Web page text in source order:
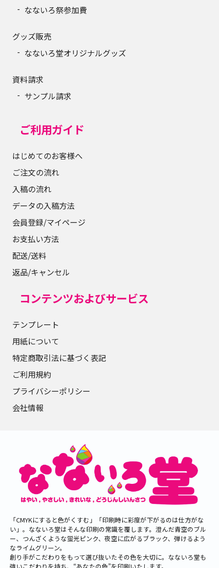
なないろ祭参加費
グッズ販売
なないろ堂オリジナルグッズ
資料請求
サンプル請求
ご利用ガイド
はじめてのお客様へ
ご注文の流れ
入稿の流れ
データの入稿方法
会員登録/マイページ
お支払い方法
配送/送料
返品/キャンセル
コンテンツおよびサービス
テンプレート
用紙について
特定商取引法に基づく表記
ご利用規約
プライバシーポリシー
会社情報
「CMYKにすると色がくすむ」「印刷時に彩度が下がるのは仕方がな
い」。なないろ堂はそんな印刷の常識を覆します。澄んだ青空のブル
ー、つんざくような蛍光ピンク、夜空に広がるブラック、弾けるよう
なライムグリーン。
創り手がこだわりをもって選び抜いたその色を大切に。なないろ堂も